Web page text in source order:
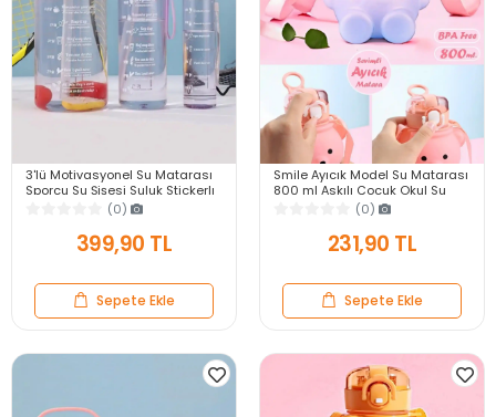
3'lü Motivasyonel Su Matarası
Sporcu Su Şişesi Suluk Stickerlı
Pipetli Suluk 2000+900+500ml
(0)
399,90 TL
Sepete Ekle
Smile Ayıcık Model Su Matarası
800 ml Askılı Çocuk Okul Su
Şişesi Sızdırmaz Kapaklı
Ergonomik Suluk
(0)
231,90 TL
Sepete Ekle